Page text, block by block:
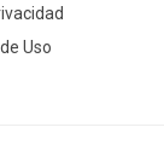
Uso